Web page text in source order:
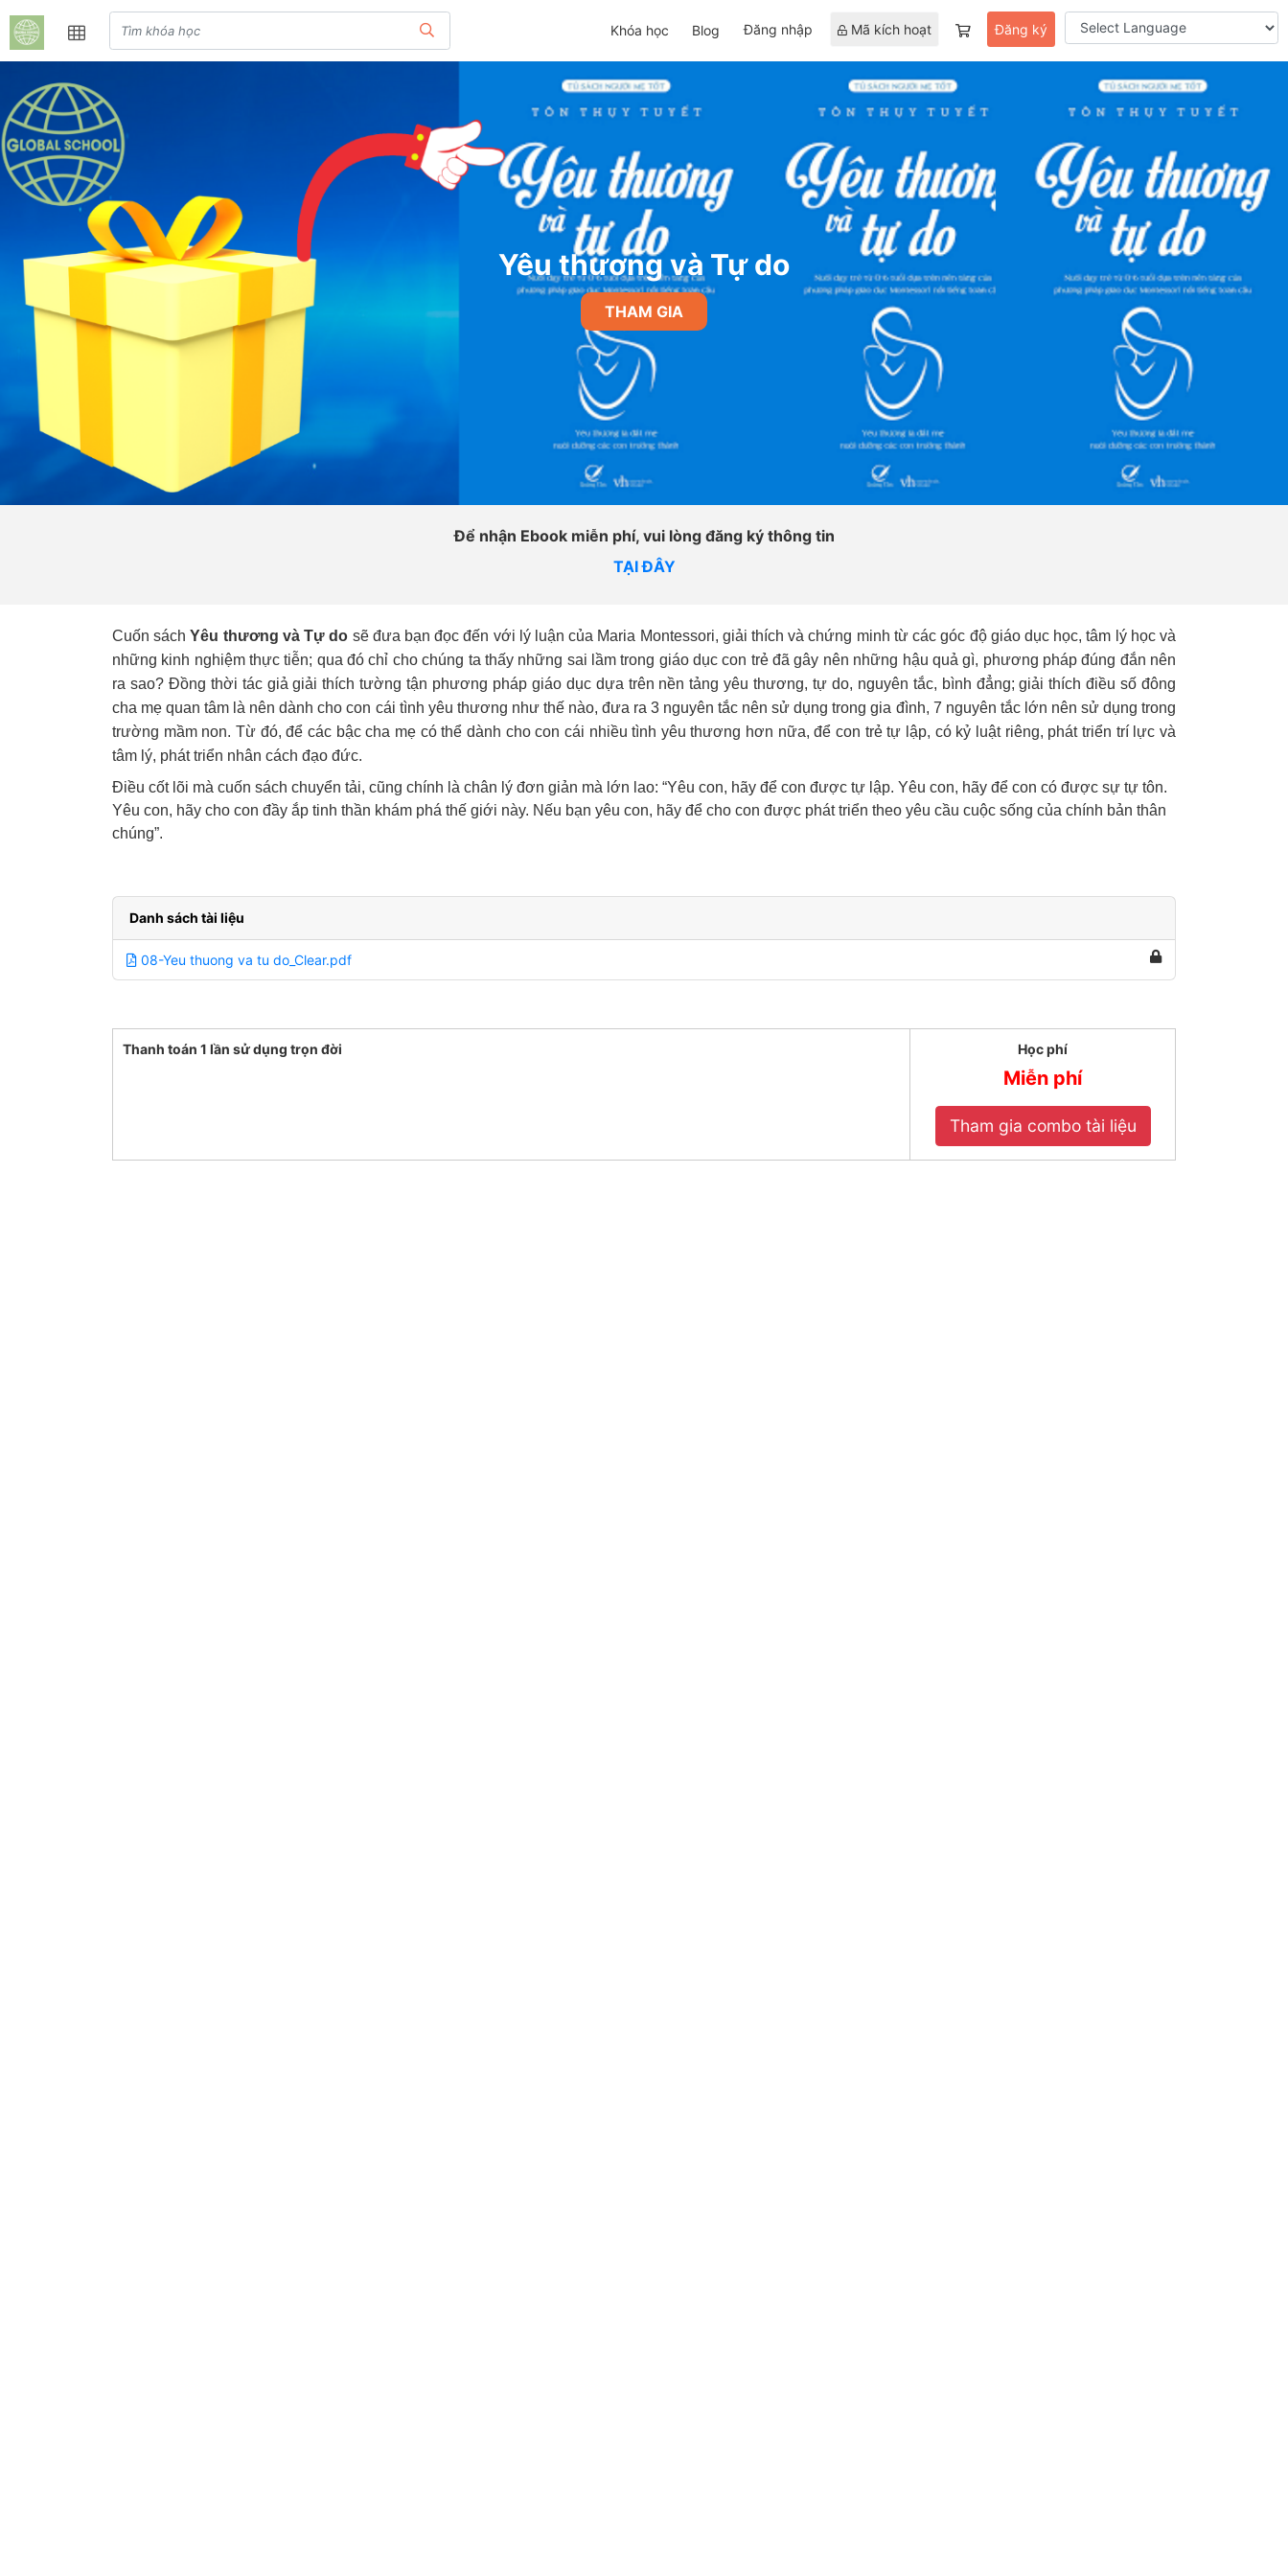
Khóa học Blog Đăng nhập Mã kích hoạt Đăng ký
Yêu thương và Tự do
THAM GIA
Để nhận Ebook miễn phí, vui lòng đăng ký thông tin
TẠI ĐÂY
Cuốn sách Yêu thương và Tự do sẽ đưa bạn đọc đến với lý luận của Maria Montessori, giải thích và chứng minh từ các góc độ giáo dục học, tâm lý học và
những kinh nghiệm thực tiễn; qua đó chỉ cho chúng ta thấy những sai lầm trong giáo dục con trẻ đã gây nên những hậu quả gì, phương pháp đúng đắn nên
ra sao? Đồng thời tác giả giải thích tường tận phương pháp giáo dục dựa trên nền tảng yêu thương, tự do, nguyên tắc, bình đẳng; giải thích điều số đông
cha mẹ quan tâm là nên dành cho con cái tình yêu thương như thế nào, đưa ra 3 nguyên tắc nên sử dụng trong gia đình, 7 nguyên tắc lớn nên sử dụng trong
trường mầm non. Từ đó, để các bậc cha mẹ có thể dành cho con cái nhiều tình yêu thương hơn nữa, để con trẻ tự lập, có kỷ luật riêng, phát triển trí lực và
tâm lý, phát triển nhân cách đạo đức.
Điều cốt lõi mà cuốn sách chuyển tải, cũng chính là chân lý đơn giản mà lớn lao: “Yêu con, hãy để con được tự lập. Yêu con, hãy để con có được sự tự tôn.
Yêu con, hãy cho con đầy ắp tinh thần khám phá thế giới này. Nếu bạn yêu con, hãy để cho con được phát triển theo yêu cầu cuộc sống của chính bản thân
chúng”.
Danh sách tài liệu
08-Yeu thuong va tu do_Clear.pdf
Thanh toán 1 lần sử dụng trọn đời Học phí
Miễn phí
Tham gia combo tài liệu